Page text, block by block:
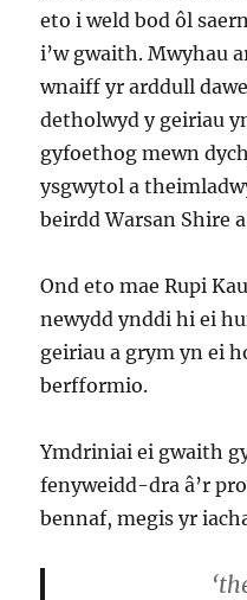
eto i weld bod ôl
i’w gwaith. Mwyhau
wnaiff yr arddull
detholwyd y geiriau
gyfoethog mewn
ysgwytol a
beirdd Warsan Shire
Ond eto mae Rupi
newydd ynddi hi ei
geiriau a grym yn ei
berfformio.
Ymdriniai ei gwaith
fenyweidd-dra â’r
bennaf, megis yr